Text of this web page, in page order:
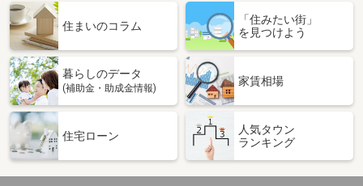
住まいのコラム
「住みたい街」
を見つけよう
暮らしのデータ
(補助金・助成金情報)
家賃相場
住宅ローン
人気タウン
ランキング